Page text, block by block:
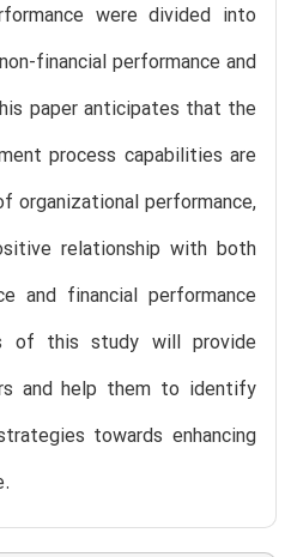
were divided into
financial performance and
paper anticipates that the
process capabilities are
organizational performance,
relationship with both
and financial performance
of this study will provide
and help them to identify
towards enhancing